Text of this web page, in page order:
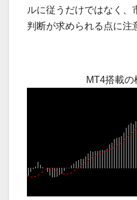
ルに従うだけではなく、
判断が求められる点に注
MT4搭載